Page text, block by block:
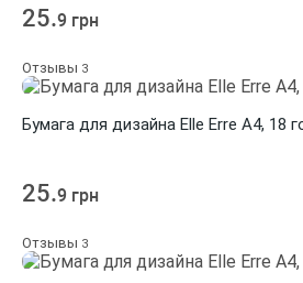
25.9 грн
Отзывы 3
Бумага для дизайна Elle Erre A4, 18
25.9 грн
Отзывы 3